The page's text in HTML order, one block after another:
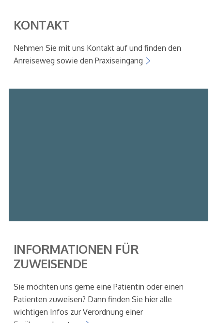
KONTAKT
Nehmen Sie mit uns Kontakt auf und finden den
Anreiseweg sowie den Praxiseingang
INFORMATIONEN FÜR
ZUWEISENDE
Sie möchten uns gerne eine Patientin oder einen
Patienten zuweisen? Dann finden Sie hier alle
wichtigen Infos zur Verordnung einer